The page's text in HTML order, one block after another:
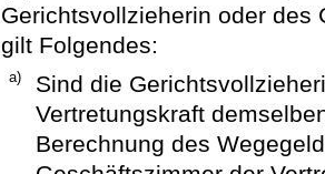
Gerichtsvollzieherin oder des
gilt Folgendes:
a)
Sind die
Vertretungskraft
Berechnung des